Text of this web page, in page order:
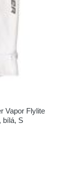
Vapor Flylite
bílá, S